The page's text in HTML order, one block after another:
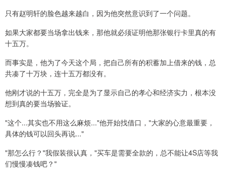
只有赵明轩的脸色越来越白，因为他突然意识到了一个问题。
如果大家都要当场拿出钱来，那他就必须证明他那张银行卡里真的有
十五万。
而事实是，他为了今天这个局，把自己所有的积蓄加上借来的钱，总
共凑了十万块，连十五万都没有。
他刚才说的十五万，完全是为了显示自己的孝心和经济实力，根本没
想到真的要当场验证。
"这个...其实也不用这么麻烦..."他开始找借口，"大家的心意最重要，
具体的钱可以回头再说..."
"那怎么行？"我假装很认真，"买车是需要全款的，总不能让4S店等我
们慢慢凑钱吧？"